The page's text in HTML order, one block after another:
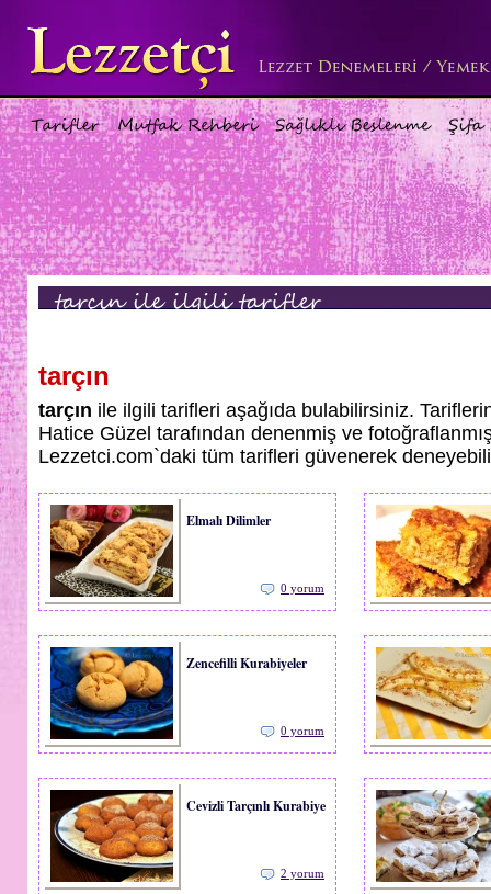
tarçın
tarçın ile ilgili tarifleri aşağıda bulabilirsiniz.
Hatice Güzel tarafından denenmiş ve
Lezzetci.com`daki tüm tarifleri güvenerek
Elmalı Dilimler
0 yorum
Zencefilli Kurabiyeler
0 yorum
Cevizli Tarçınlı Kurabiye
2 yorum